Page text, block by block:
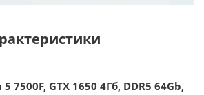
7500F, GTX 1650 4Гб, DDR5 64Gb,